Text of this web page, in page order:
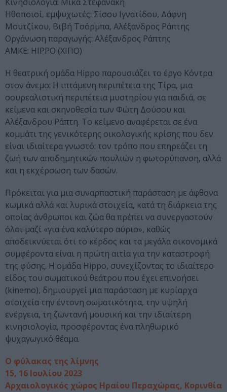
Ηθοποιοί, εμψυχωτές: Σίσσυ Ιγνατίδου, Δάφνη
Μουτζίκου, Βιβή Τσόρμπα, Αλέξανδρος Ράπτης
Οργάνωση παραγωγής: Αλέξανδρος Ράπτης
ΑΜΚΕ: ΗΙΡΡΟ (ΧΙΠΟ)
Η θεατρική ομάδα Hippo παρουσιάζει το έργο Κόντρα
στον άνεμο: Η ιπτάμενη περιπέτεια της Τίρα, μια
σουρεαλιστική περιπέτεια μυστηρίου για παιδιά, σε
κείμενα και σκηνοθεσία των Φώτη Δούσου και
Αλέξανδρου Ράπτη. Το κείμενο αναφέρεται σε ένα
κομμάτι της γενικότερης οικολογικής κρίσης που δεν
είναι ιδιαίτερα γνωστό: τον τρόπο που επηρεάζει τη
ζωή των αποδημητικών πουλιών η φωτορύπανση, αλλά
και η εκχέρσωση των δασών.
Πρόκειται για μια συναρπαστική παράσταση με άφθονα
κωμικά αλλά και λυρικά στοιχεία, κατά τη διάρκεια της
οποίας άνθρωποι και ζώα θα πρέπει να συνεργαστούν
όλοι μαζί «για ένα καλύτερο αύριο», καθώς
αποδεικνύεται ότι το κέρδος και τα μεγάλα οικονομικά
συμφέροντα είναι η πρώτη αιτία για την καταστροφή
της φύσης. Η ομάδα Hippo, συνεχίζοντας το ιδιαίτερο
είδος του σωματικού θεάτρου που έχει επινοήσει
(kinemo), δημιουργεί μια παράσταση με κυρίαρχα
στοιχεία την έντονη σωματικότητα, την υψηλή
ενέργεια, τη ζωντανή μουσική και την ιδιαίτερη
κινησιολογία, προσφέροντας ένα πληθωρικό
ψυχαγωγικό θέαμα.
Ο φύλακας της λίμνης
15, 16 Ιουλίου 2023
Αρχαιολογικός χώρος Ηραίου Περαχώρας, Κορινθία